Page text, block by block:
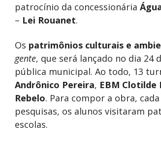
patrocínio da concessionária
– Lei Rouanet.
Os patrimônios culturais e
gente, que será lançado no dia 24
pública municipal. Ao todo, 13
Andrônico Pereira, EBM Clotilde
Rebelo. Para compor a obra,
pesquisas, os alunos visitaram
escolas.